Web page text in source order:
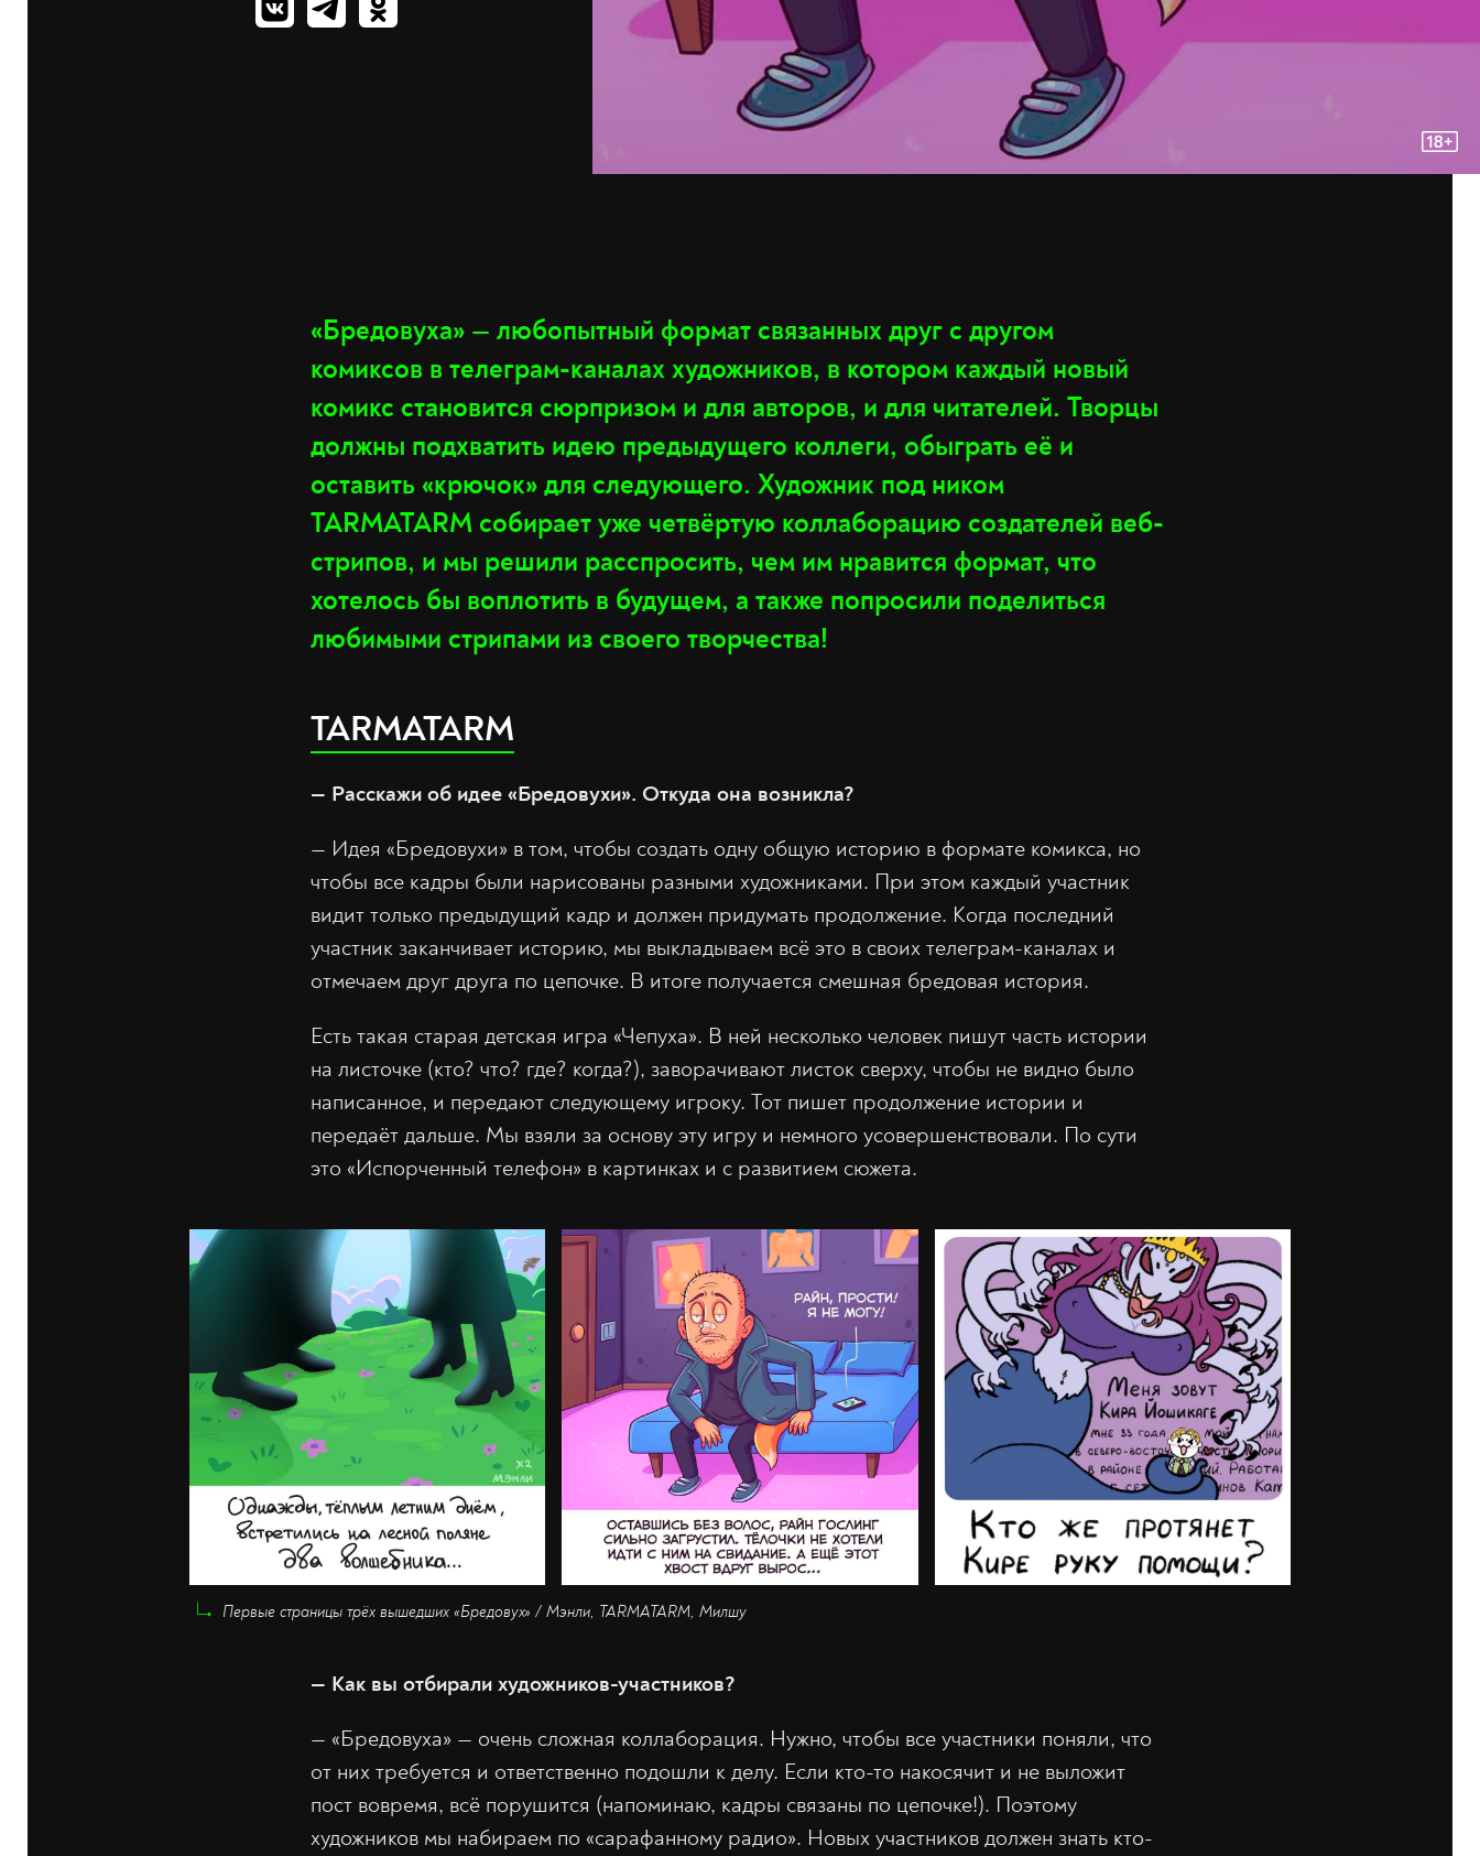
«Бредовуха» — любопытный формат связанных друг с другом
комиксов в телеграм-каналах художников, в котором каждый новый
комикс становится сюрпризом и для авторов, и для читателей. Творцы
должны подхватить идею предыдущего коллеги, обыграть её и
оставить «крючок» для следующего. Художник под ником
TARMATARM собирает уже четвёртую коллаборацию создателей веб-
стрипов, и мы решили расспросить, чем им нравится формат, что
хотелось бы воплотить в будущем, а также попросили поделиться
любимыми стрипами из своего творчества!
TARMATARM
— Расскажи об идее «Бредовухи». Откуда она возникла?
— Идея «Бредовухи» в том, чтобы создать одну общую историю в формате комикса, но
чтобы все кадры были нарисованы разными художниками. При этом каждый участник
видит только предыдущий кадр и должен придумать продолжение. Когда последний
участник заканчивает историю, мы выкладываем всё это в своих телеграм-каналах и
отмечаем друг друга по цепочке. В итоге получается смешная бредовая история.
Есть такая старая детская игра «Чепуха». В ней несколько человек пишут часть истории
на листочке (кто? что? где? когда?), заворачивают листок сверху, чтобы не видно было
написанное, и передают следующему игроку. Тот пишет продолжение истории и
передаёт дальше. Мы взяли за основу эту игру и немного усовершенствовали. По сути
это «Испорченный телефон» в картинках и с развитием сюжета.
Первые страницы трёх вышедших «Бредовух» / Мэнли, TARMATARM, Милшу
— Как вы отбирали художников-участников?
— «Бредовуха» — очень сложная коллаборация. Нужно, чтобы все участники поняли, что
от них требуется и ответственно подошли к делу. Если кто-то накосячит и не выложит
пост вовремя, всё порушится (напоминаю, кадры связаны по цепочке!). Поэтому
художников мы набираем по «сарафанному радио». Новых участников должен знать кто-